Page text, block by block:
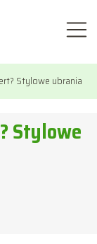
Stylowe ubrania
Stylowe